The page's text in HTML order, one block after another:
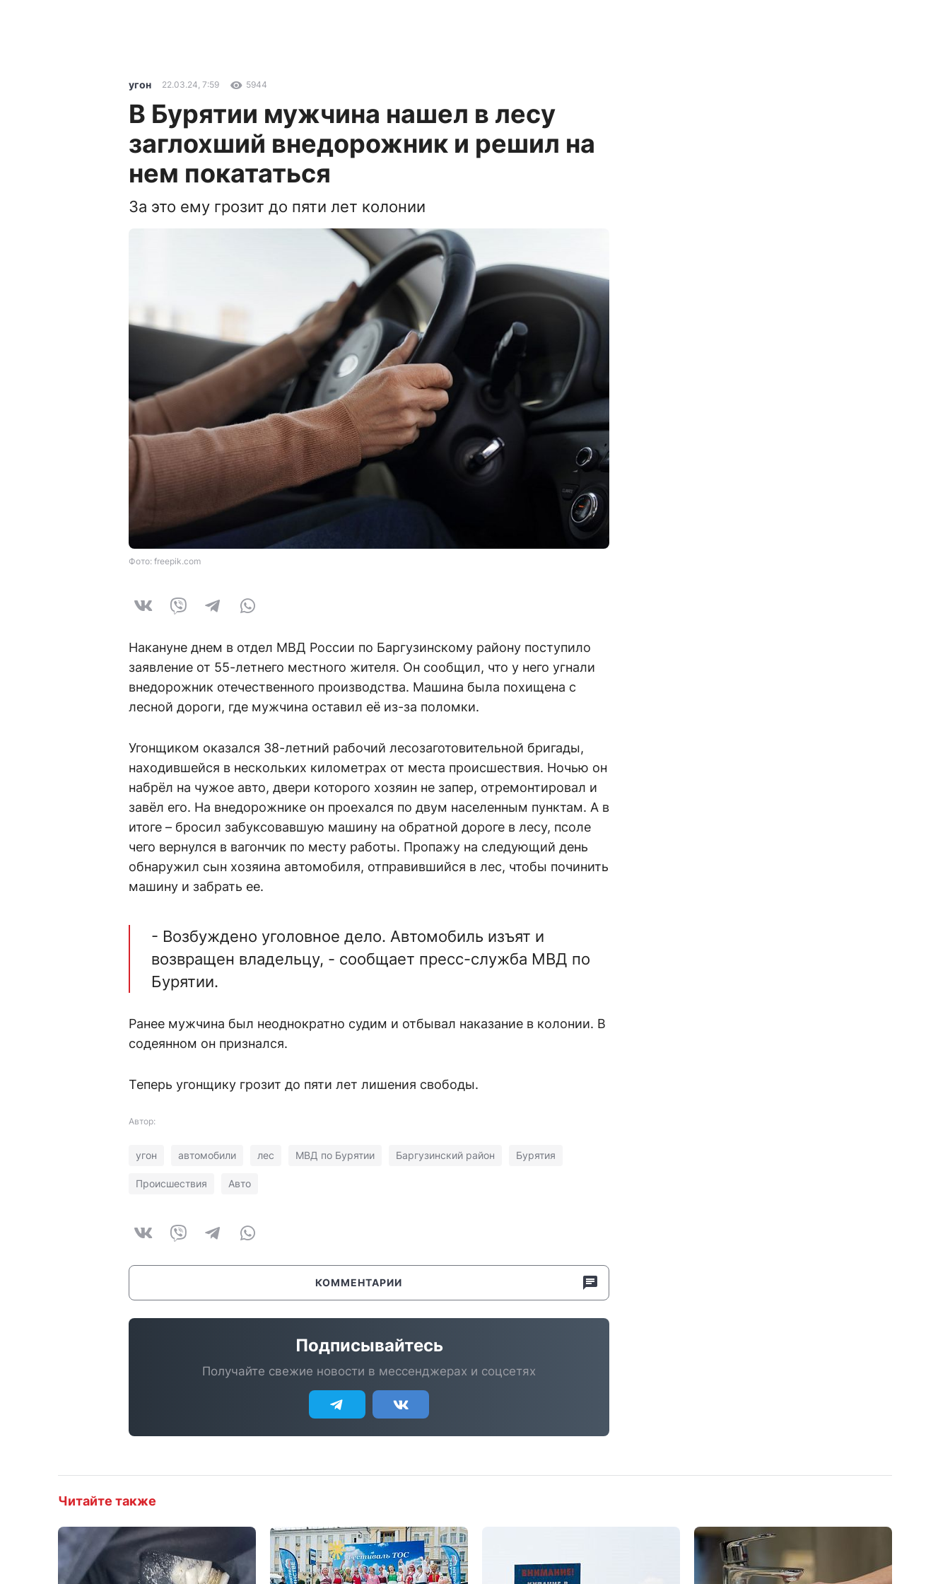
угон 22.03.24, 7:59 5944
В Бурятии мужчина нашел в лесу
заглохший внедорожник и решил на
нем покататься
За это ему грозит до пяти лет колонии
Фото: freepik.com
Накануне днем в отдел МВД России по Баргузинскому району поступило
заявление от 55-летнего местного жителя. Он сообщил, что у него угнали
внедорожник отечественного производства. Машина была похищена с
лесной дороги, где мужчина оставил её из-за поломки.
Угонщиком оказался 38-летний рабочий лесозаготовительной бригады,
находившейся в нескольких километрах от места происшествия. Ночью он
набрёл на чужое авто, двери которого хозяин не запер, отремонтировал и
завёл его. На внедорожнике он проехался по двум населенным пунктам. А в
итоге – бросил забуксовавшую машину на обратной дороге в лесу, псоле
чего вернулся в вагончик по месту работы. Пропажу на следующий день
обнаружил сын хозяина автомобиля, отправившийся в лес, чтобы починить
машину и забрать ее.
- Возбуждено уголовное дело. Автомобиль изъят и
возвращен владельцу, - сообщает пресс-служба МВД по
Бурятии.
Ранее мужчина был неоднократно судим и отбывал наказание в колонии. В
содеянном он признался.
Теперь угонщику грозит до пяти лет лишения свободы.
Автор:
угон автомобили лес МВД по Бурятии Баргузинский район Бурятия
Происшествия Авто
КОММЕНТАРИИ
Подписывайтесь
Получайте свежие новости в мессенджерах и соцсетях
Читайте также